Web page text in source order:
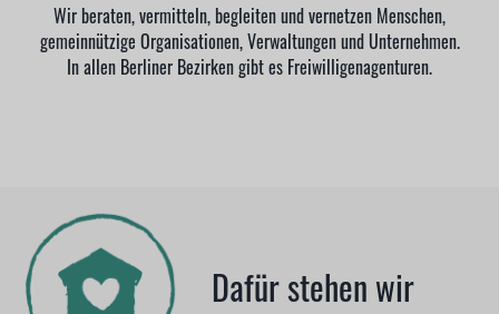
Wir beraten, vermitteln, begleiten und vernetzen Menschen,
gemeinnützige Organisationen, Verwaltungen und Unternehmen.
In allen Berliner Bezirken gibt es Freiwilligenagenturen.
Dafür stehen wir